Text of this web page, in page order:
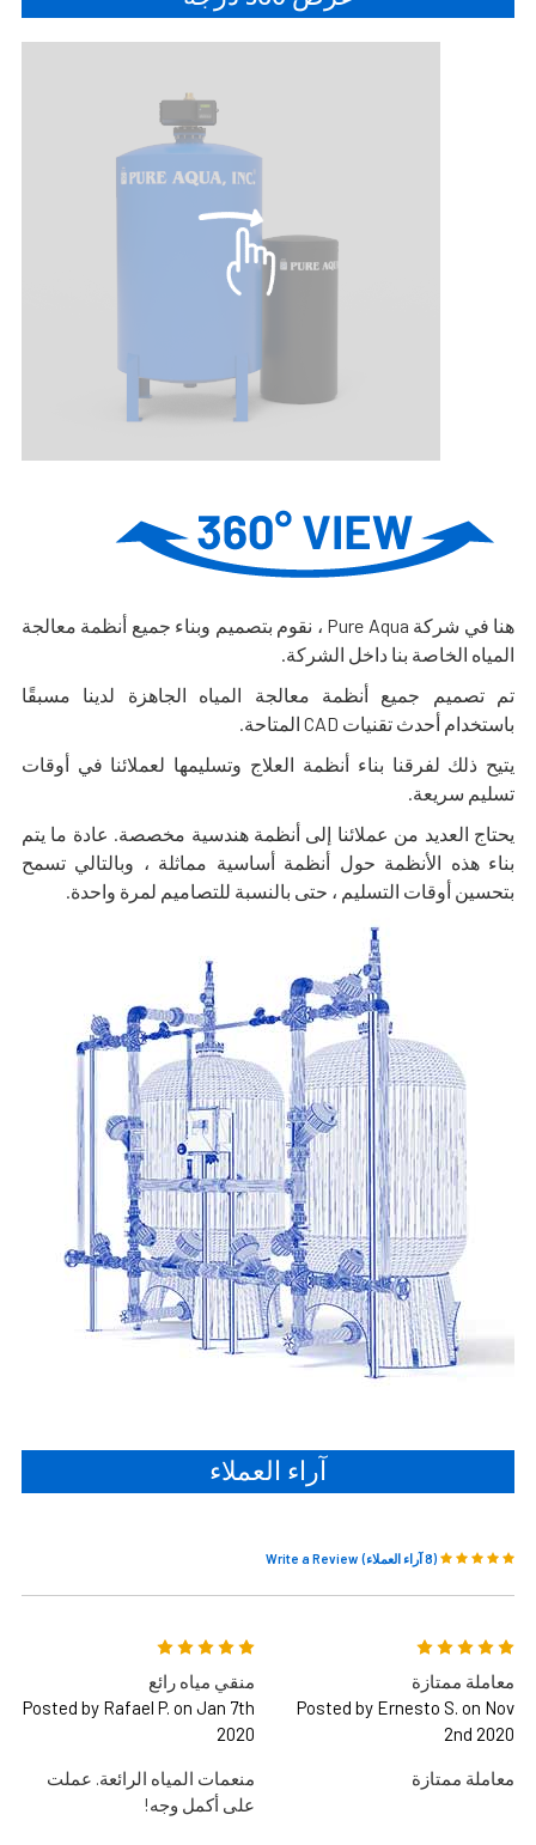
هنا في شركة Pure Aqua ، نقوم بتصميم وبناء جميع أنظمة معالجة
المياه الخاصة بنا داخل الشركة.
تم تصميم جميع أنظمة معالجة المياه الجاهزة لدينا مسبقًا
باستخدام أحدث تقنيات CAD المتاحة.
يتيح ذلك لفرقنا بناء أنظمة العلاج وتسليمها لعملائنا في أوقات
تسليم سريعة.
يحتاج العديد من عملائنا إلى أنظمة هندسية مخصصة. عادة ما يتم
بناء هذه الأنظمة حول أنظمة أساسية مماثلة ، وبالتالي تسمح
بتحسين أوقات التسليم ، حتى بالنسبة للتصاميم لمرة واحدة.
آراء العملاء
(8 آراء العملاء) Write a Review
5
معاملة ممتازة
Posted by Ernesto S. on Nov
2nd 2020
معاملة ممتازة
منقي مياه رائع
Posted by Rafael P. on Jan 7th
2020
منعمات المياه الرائعة. عملت
على أكمل وجه!